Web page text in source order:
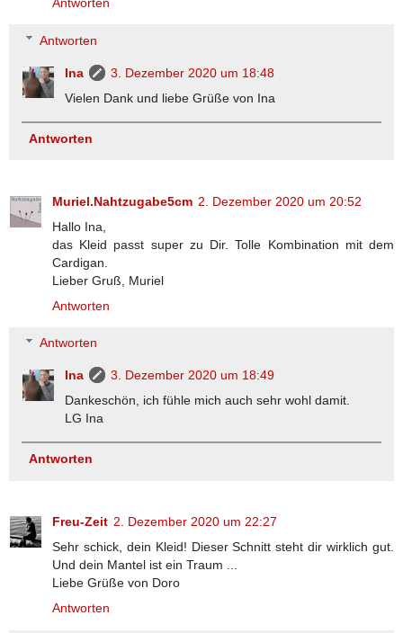
Antworten
Ina
3. Dezember 2020 um 18:48
Vielen Dank und liebe Grüße von Ina
Antworten
Muriel.Nahtzugabe5cm 2. Dezember 2020 um 20:52
Hallo Ina,
das Kleid passt super zu Dir. Tolle Kombination mit dem
Cardigan.
Lieber Gruß, Muriel
Antworten
Antworten
Ina
3. Dezember 2020 um 18:49
Dankeschön, ich fühle mich auch sehr wohl damit.
LG Ina
Antworten
Freu-Zeit 2. Dezember 2020 um 22:27
Sehr schick, dein Kleid! Dieser Schnitt steht dir wirklich gut.
Und dein Mantel ist ein Traum ...
Liebe Grüße von Doro
Antworten